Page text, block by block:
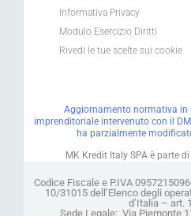
Informativa Privacy
Modulo Esercizio Diritti
Rivedi le tue scelte sui cookie
Aggiornamento normativa
imprenditoriale intervenuto con il
ha parzialmente
MK Kredit Italy SPA è parte
Codice Fiscale e P.IVA
10/31015 dell’Elenco degli
d’Italia – art.
Sede Legale: Via Piemonte